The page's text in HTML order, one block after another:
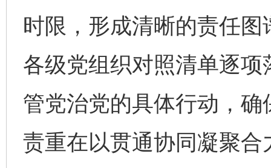
时限，形成清晰的责任
各级党组织对照清单逐项
管党治党的具体行动，
责重在以贯通协同凝聚